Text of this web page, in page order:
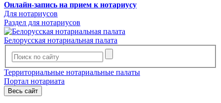
Онлайн-запись на прием к нотариусу
Для нотариусов
Раздел для нотариусов
Белорусская нотариальная палата
Территориальные нотариальные палаты
Портал нотариата
Весь сайт